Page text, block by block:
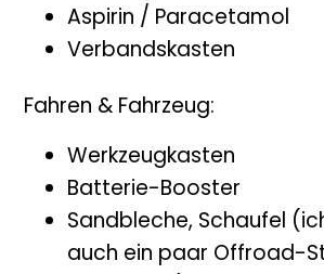
Aspirin / Paracetamol
Verbandskasten
Fahren & Fahrzeug:
Werkzeugkasten
Batterie-Booster
Sandbleche, Schaufel
auch ein paar Offroad-